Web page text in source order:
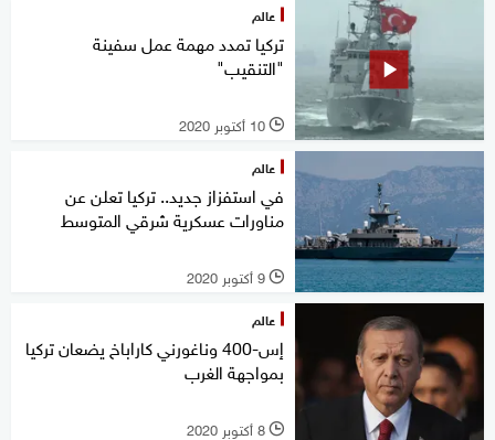
عالم
تركيا تمدد مهمة عمل سفينة
"التنقيب"
l 10 أكتوبر 2020
عالم
في استفزاز جديد.. تركيا تعلن عن
مناورات عسكرية شرقي المتوسط
l 9 أكتوبر 2020
عالم
إس-400 وناغورني كاراباخ يضعان تركيا
بمواجهة الغرب
l 8 أكتوبر 2020